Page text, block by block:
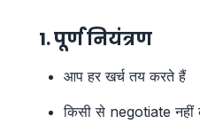
1. पूर्ण नियंत्रण
आप हर खर्च तय करते हैं
किसी से negotiate नहीं